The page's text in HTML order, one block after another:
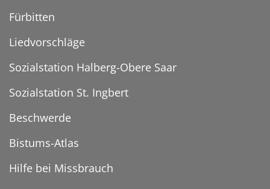
Fürbitten
Liedvorschläge
Sozialstation Halberg-Obere Saar
Sozialstation St. Ingbert
Beschwerde
Bistums-Atlas
Hilfe bei Missbrauch